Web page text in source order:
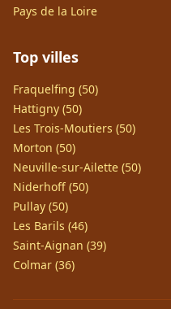
Pays de la Loire
Top villes
Fraquelfing (50)
Hattigny (50)
Les Trois-Moutiers (50)
Morton (50)
Neuville-sur-Ailette (50)
Niderhoff (50)
Pullay (50)
Les Barils (46)
Saint-Aignan (39)
Colmar (36)